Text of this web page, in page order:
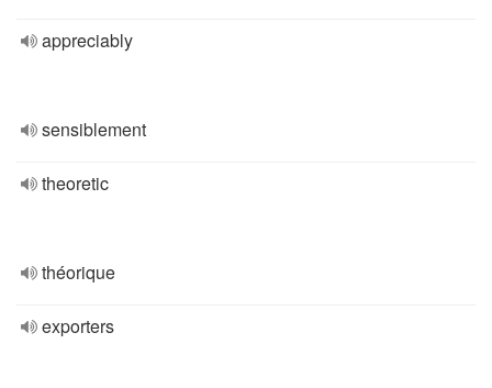
appreciably
sensiblement
theoretic
théorique
exporters